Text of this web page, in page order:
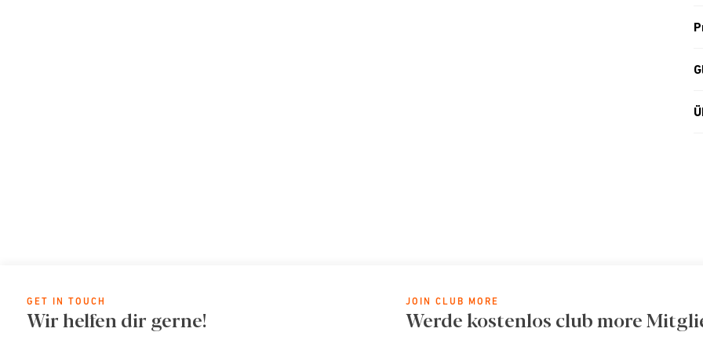
GET IN TOUCH
Wir helfen dir gerne!
JOIN CLUB MORE
Werde kostenlos club more